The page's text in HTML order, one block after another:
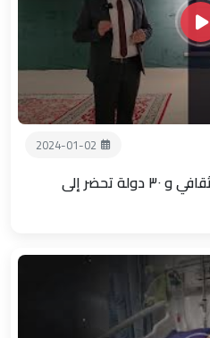
2024-01-02
كوثر العصمة مهرجان دولي ثقافي و ٣٠ دولة تحضر إلى